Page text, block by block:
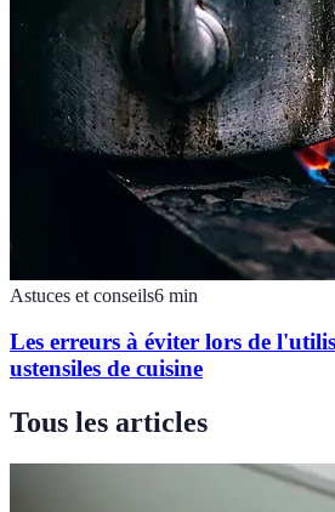
Astuces et conseils6 min
Les erreurs à éviter lors de
ustensiles de cuisine
Tous les articles